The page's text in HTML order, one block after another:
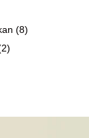
(8)